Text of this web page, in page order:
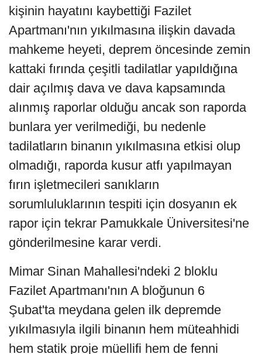
kişinin hayatını kaybettiği Fazilet
Apartmanı'nın yıkılmasına ilişkin davada
mahkeme heyeti, deprem öncesinde zemin
kattaki fırında çeşitli tadilatlar yapıldığına
dair açılmış dava ve dava kapsamında
alınmış raporlar olduğu ancak son raporda
bunlara yer verilmediği, bu nedenle
tadilatların binanın yıkılmasına etkisi olup
olmadığı, raporda kusur atfı yapılmayan
fırın işletmecileri sanıkların
sorumluluklarının tespiti için dosyanın ek
rapor için tekrar Pamukkale Üniversitesi'ne
gönderilmesine karar verdi.
Mimar Sinan Mahallesi'ndeki 2 bloklu
Fazilet Apartmanı'nın A bloğunun 6
Şubat'ta meydana gelen ilk depremde
yıkılmasıyla ilgili binanın hem müteahhidi
hem statik proje müellifi hem de fenni